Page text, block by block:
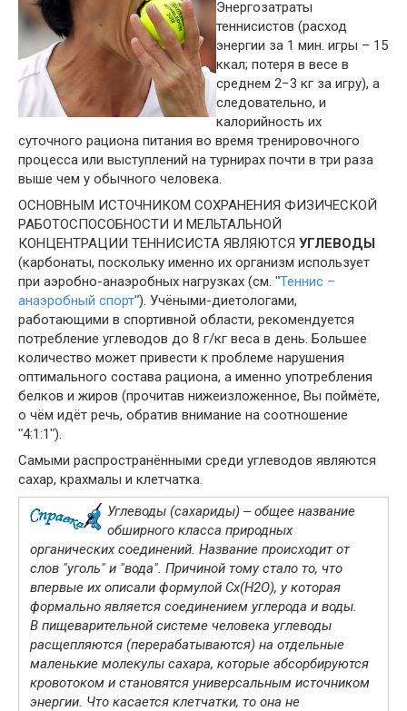
Энергозатраты
теннисистов (расход
энергии за 1 мин. игры – 15
ккал; потеря в весе в
среднем 2−3 кг за игру), а
следовательно, и
калорийность их
суточного рациона питания во время тренировочного
процесса или выступлений на турнирах почти в три раза
выше чем у обычного человека.
ОСНОВНЫМ ИСТОЧНИКОМ СОХРАНЕНИЯ ФИЗИЧЕСКОЙ
РАБОТОСПОСОБНОСТИ И МЕЛЬТАЛЬНОЙ
КОНЦЕНТРАЦИИ ТЕННИСИСТА ЯВЛЯЮТСЯ УГЛЕВОДЫ
(карбонаты, поскольку именно их организм использует
при аэробно-анаэробных нагрузках (см. ʺТеннис –
анаэробный спортʺ). Учёными-диетологами,
работающими в спортивной области, рекомендуется
потребление углеводов до 8 г/кг веса в день. Большее
количество может привести к проблеме нарушения
оптимального состава рациона, а именно употребления
белков и жиров (прочитав нижеизложенное, Вы поймёте,
о чём идёт речь, обратив внимание на соотношение
ʺ4:1:1ʺ).
Самыми распространёнными среди углеводов являются
сахар, крахмалы и клетчатка.
Углеводы (сахариды) ‒ общее название
обширного класса природных
органических соединений. Название происходит от
слов "уголь" и "вода". Причиной тому стало то, что
впервые их описали формулой Cx(H2O), y которая
формально является соединением углерода и воды.
В пищеварительной системе человека углеводы
расщепляются (перерабатываются) на отдельные
маленькие молекулы сахара, которые абсорбируются
кровотоком и становятся универсальным источником
энергии. Что касается клетчатки, то она не